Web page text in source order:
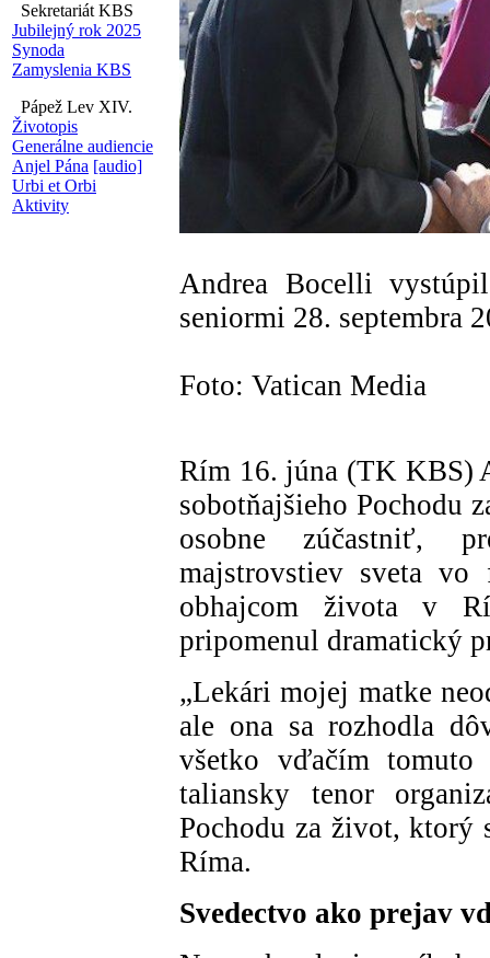
Sekretariát KBS
Jubilejný rok 2025
Synoda
Zamyslenia KBS
Pápež Lev XIV.
Životopis
Generálne audiencie
Anjel Pána [audio]
Urbi et Orbi
Aktivity
Andrea Bocelli
seniormi 28. septembra
Foto: Vatican Media
Rím 16. júna (TK KBS)
sobotňajšieho Pochodu
osobne zúčastniť,
majstrovstiev sveta vo
obhajcom života v
pripomenul dramatický
„Lekári mojej matke
ale ona sa rozhodla
všetko vďačím tomuto
taliansky tenor
Pochodu za život, ktorý
Ríma.
Svedectvo ako prejav